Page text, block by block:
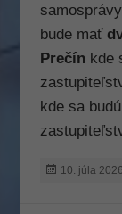
bude mať
Prečínkde
kde sa
Publikované
10. júla 2026